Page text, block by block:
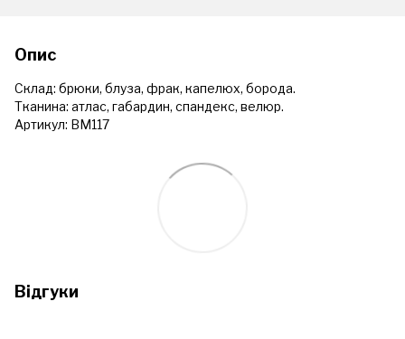
Опис
Склад: брюки, блуза, фрак, капелюх, борода.
Тканина: атлас, габардин, спандекс, велюр.
Артикул: ВМ117
Відгуки